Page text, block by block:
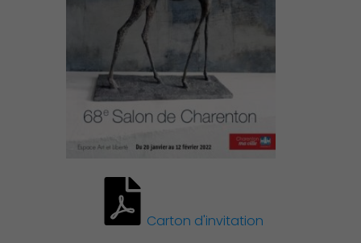
vie
Carton d'invitation